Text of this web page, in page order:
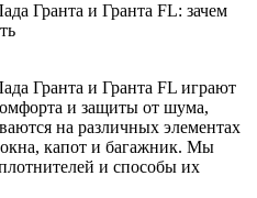
Гранта и Гранта FL: зачем
Гранта и Гранта FL играют
и защиты от шума,
на различных элементах
капот и багажник. Мы
и способы их